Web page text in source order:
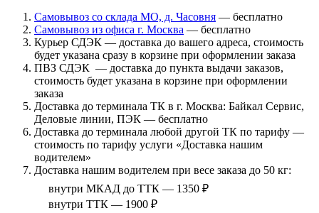
Самовывоз со склада МО, д. Часовня — бесплатно
Самовывоз из офиса г. Москва — бесплатно
Курьер СДЭК — доставка до вашего адреса, стоимость
будет указана сразу в корзине при оформлении заказа
ПВЗ СДЭК — доставка до пункта выдачи заказов,
стоимость будет указана в корзине при оформлении
заказа
Доставка до терминала ТК в г. Москва: Байкал Сервис,
Деловые линии, ПЭК — бесплатно
Доставка до терминала любой другой ТК по тарифу —
стоимость по тарифу услуги «Доставка нашим
водителем»
Доставка нашим водителем при весе заказа до 50 кг:
внутри МКАД до ТТК — 1350 ₽
внутри ТТК — 1900 ₽